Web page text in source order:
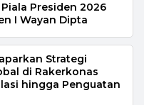
Presiden 2026
I Wayan Dipta
Strategi
di Rakerkonas
hingga Penguatan